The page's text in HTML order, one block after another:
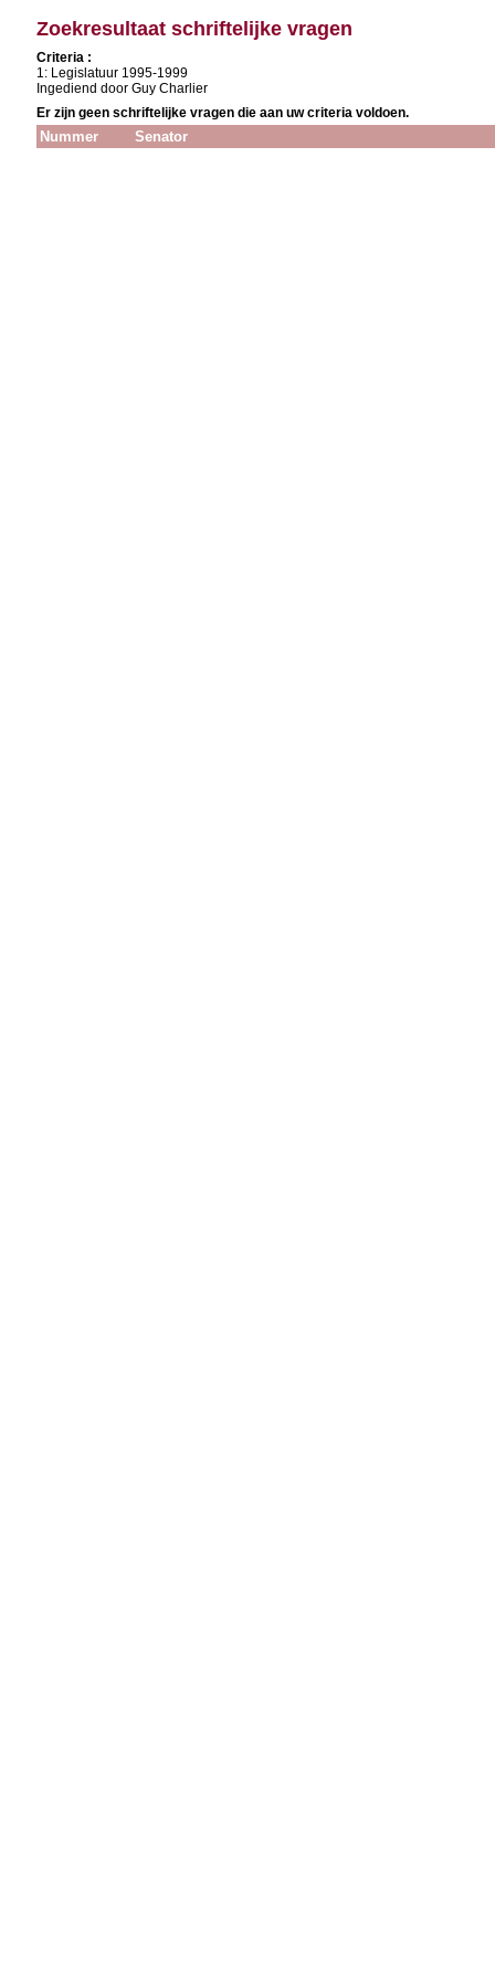
Zoekresultaat schriftelijke vragen
Criteria :
1: Legislatuur 1995-1999
Ingediend door Guy Charlier
Er zijn geen schriftelijke vragen die aan uw criteria voldoen.
Nummer Senator